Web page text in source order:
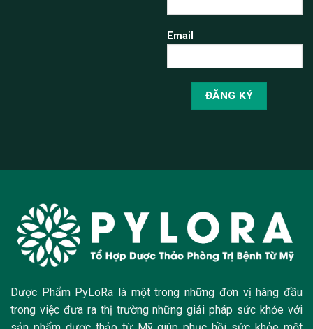
Email
Dược Phẩm PyLoRa là một trong những đơn vị hàng đầu
trong việc đưa ra thị trường những giải pháp sức khỏe với